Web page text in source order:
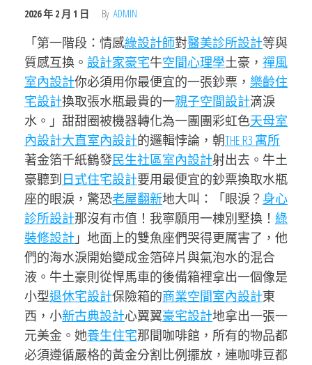
2026 年 2 月 1 日 By ADMIN
「第一階段：情感綠設計師對醫美診所設計等與
質感互換。 設計家豪宅牛空間心理學土豪， 禪風
室內設計你必須用你最便宜的一張鈔票， 樂齡住
宅設計換取張水瓶最貴的一親子空間設計滴淚
水。」甜甜圈被機器轉化為一團團彩虹色天母室
內設計大直室內設計的邏輯悖論，朝THE R3 寓所
著金箔千紙鶴發民生社區室內設計射出去。牛土
豪聽到日式住宅設計要用最便宜的鈔票換取水瓶
座的眼淚，驚恐老屋翻新地大叫：「眼淚？ 身心
診所設計那沒有市值！我寧願用一棟別墅換！ 綠
裝修設計 」地面上的雙魚座們哭得更厲害了，他
們的海水淚開始變成金箔碎片與氣泡水的混合
液。牛土豪則從悍馬車的後備箱裡拿出一個像是
小型退休宅設計保險箱的商業空間室內設計東
西，小新古典設計心翼翼豪宅設計地拿出一張一
元美金。她養生住宅那間咖啡館，所有的物品都
必須遵循嚴格的黃金分割比例擺放，連咖啡豆都